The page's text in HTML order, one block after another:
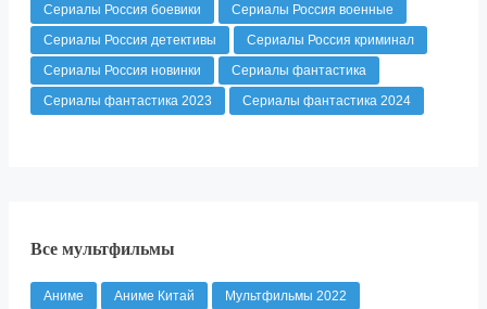
Сериалы Россия боевики
Сериалы Россия военные
Сериалы Россия детективы
Сериалы Россия криминал
Сериалы Россия новинки
Сериалы фантастика
Сериалы фантастика 2023
Сериалы фантастика 2024
Все мультфильмы
Аниме Аниме Китай
Мультфильмы 2022